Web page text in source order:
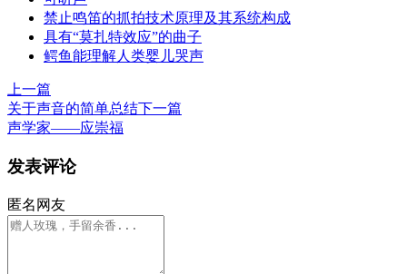
禁止鸣笛的抓拍技术原理及其系统构成
具有“莫扎特效应”的曲子
鳄鱼能理解人类婴儿哭声
上一篇
关于声音的简单总结下一篇
声学家——应崇福
发表评论
匿名网友